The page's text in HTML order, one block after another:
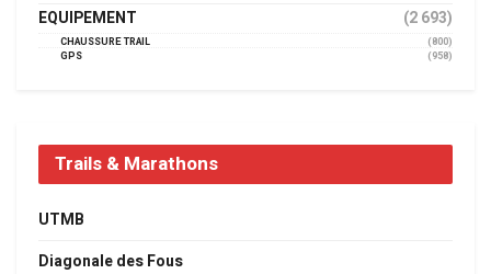
EQUIPEMENT (2 693)
CHAUSSURE TRAIL
(800)
GPS
(958)
Trails & Marathons
UTMB
Diagonale des Fous